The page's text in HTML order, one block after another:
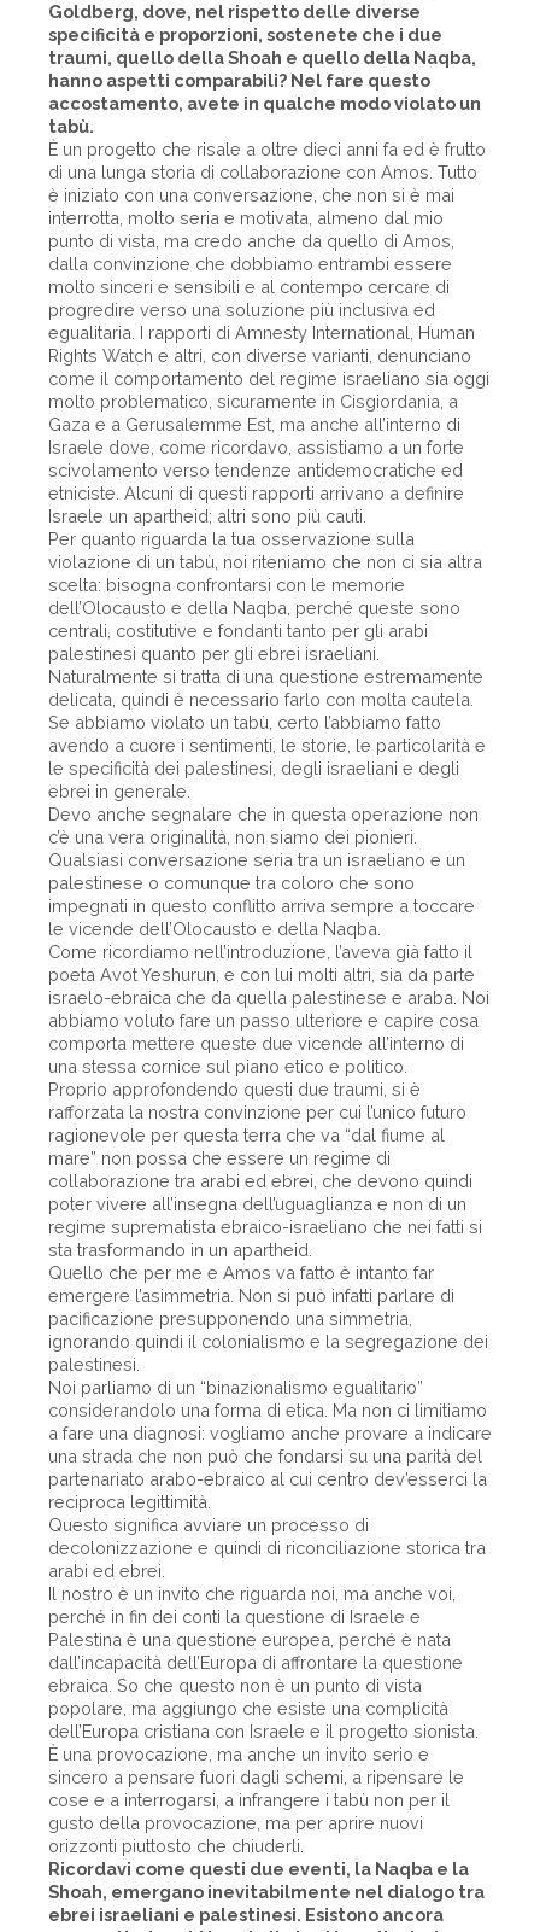
Goldberg, dove, nel rispetto delle diverse
specificità e proporzioni, sostenete che i due
traumi, quello della Shoah e quello della Naqba,
hanno aspetti comparabili? Nel fare questo
accostamento, avete in qualche modo violato un
tabù.
È un progetto che risale a oltre dieci anni fa ed è frutto
di una lunga storia di collaborazione con Amos. Tutto
è iniziato con una conversazione, che non si è mai
interrotta, molto seria e motivata, almeno dal mio
punto di vista, ma credo anche da quello di Amos,
dalla convinzione che dobbiamo entrambi essere
molto sinceri e sensibili e al contempo cercare di
progredire verso una soluzione più inclusiva ed
egualitaria. I rapporti di Amnesty International, Human
Rights Watch e altri, con diverse varianti, denunciano
come il comportamento del regime israeliano sia oggi
molto problematico, sicuramente in Cisgiordania, a
Gaza e a Gerusalemme Est, ma anche all’interno di
Israele dove, come ricordavo, assistiamo a un forte
scivolamento verso tendenze antidemocratiche ed
etniciste. Alcuni di questi rapporti arrivano a definire
Israele un apartheid; altri sono più cauti.
Per quanto riguarda la tua osservazione sulla
violazione di un tabù, noi riteniamo che non ci sia altra
scelta: bisogna confrontarsi con le memorie
dell’Olocausto e della Naqba, perché queste sono
centrali, costitutive e fondanti tanto per gli arabi
palestinesi quanto per gli ebrei israeliani.
Naturalmente si tratta di una questione estremamente
delicata, quindi è necessario farlo con molta cautela.
Se abbiamo violato un tabù, certo l’abbiamo fatto
avendo a cuore i sentimenti, le storie, le particolarità e
le specificità dei palestinesi, degli israeliani e degli
ebrei in generale.
Devo anche segnalare che in questa operazione non
c’è una vera originalità, non siamo dei pionieri.
Qualsiasi conversazione seria tra un israeliano e un
palestinese o comunque tra coloro che sono
impegnati in questo conflitto arriva sempre a toccare
le vicende dell’Olocausto e della Naqba.
Come ricordiamo nell’introduzione, l’aveva già fatto il
poeta Avot Yeshurun, e con lui molti altri, sia da parte
israelo-ebraica che da quella palestinese e araba. Noi
abbiamo voluto fare un passo ulteriore e capire cosa
comporta mettere queste due vicende all’interno di
una stessa cornice sul piano etico e politico.
Proprio approfondendo questi due traumi, si è
rafforzata la nostra convinzione per cui l’unico futuro
ragionevole per questa terra che va “dal fiume al
mare” non possa che essere un regime di
collaborazione tra arabi ed ebrei, che devono quindi
poter vivere all’insegna dell’uguaglianza e non di un
regime suprematista ebraico-israeliano che nei fatti si
sta trasformando in un apartheid.
Quello che per me e Amos va fatto è intanto far
emergere l’asimmetria. Non si può infatti parlare di
pacificazione presupponendo una simmetria,
ignorando quindi il colonialismo e la segregazione dei
palestinesi.
Noi parliamo di un “binazionalismo egualitario”
considerandolo una forma di etica. Ma non ci limitiamo
a fare una diagnosi: vogliamo anche provare a indicare
una strada che non può che fondarsi su una parità del
partenariato arabo-ebraico al cui centro dev’esserci la
reciproca legittimità.
Questo significa avviare un processo di
decolonizzazione e quindi di riconciliazione storica tra
arabi ed ebrei.
Il nostro è un invito che riguarda noi, ma anche voi,
perché in fin dei conti la questione di Israele e
Palestina è una questione europea, perché è nata
dall’incapacità dell’Europa di affrontare la questione
ebraica. So che questo non è un punto di vista
popolare, ma aggiungo che esiste una complicità
dell’Europa cristiana con Israele e il progetto sionista.
È una provocazione, ma anche un invito serio e
sincero a pensare fuori dagli schemi, a ripensare le
cose e a interrogarsi, a infrangere i tabù non per il
gusto della provocazione, ma per aprire nuovi
orizzonti piuttosto che chiuderli.
Ricordavi come questi due eventi, la Naqba e la
Shoah, emergano inevitabilmente nel dialogo tra
ebrei israeliani e palestinesi. Esistono ancora